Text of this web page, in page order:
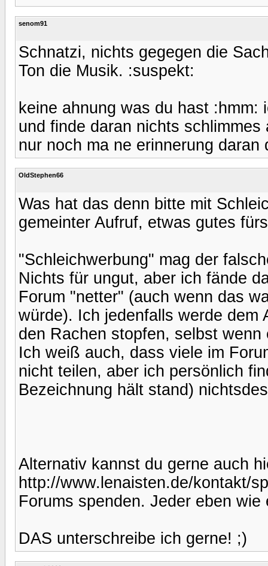
senom91
Schnatzi, nichts gegegen die
Ton die Musik. :suspekt:
keine ahnung was du hast
und finde daran nichts
nur noch ma ne erinnerung
OldStephen66
Was hat das denn bitte mit
gemeinter Aufruf, etwas gutes
"Schleichwerbung" mag der
Nichts für ungut, aber ich fände
Forum "netter" (auch wenn das
würde). Ich jedenfalls werde dem
den Rachen stopfen, selbst
Ich weiß auch, dass viele im
nicht teilen, aber ich persönlich
Bezeichnung hält stand)
Alternativ kannst du gerne auch
http://www.lenaisten.de/kontakt/
Forums spenden. Jeder eben wie
DAS unterschreibe ich gerne! ;)